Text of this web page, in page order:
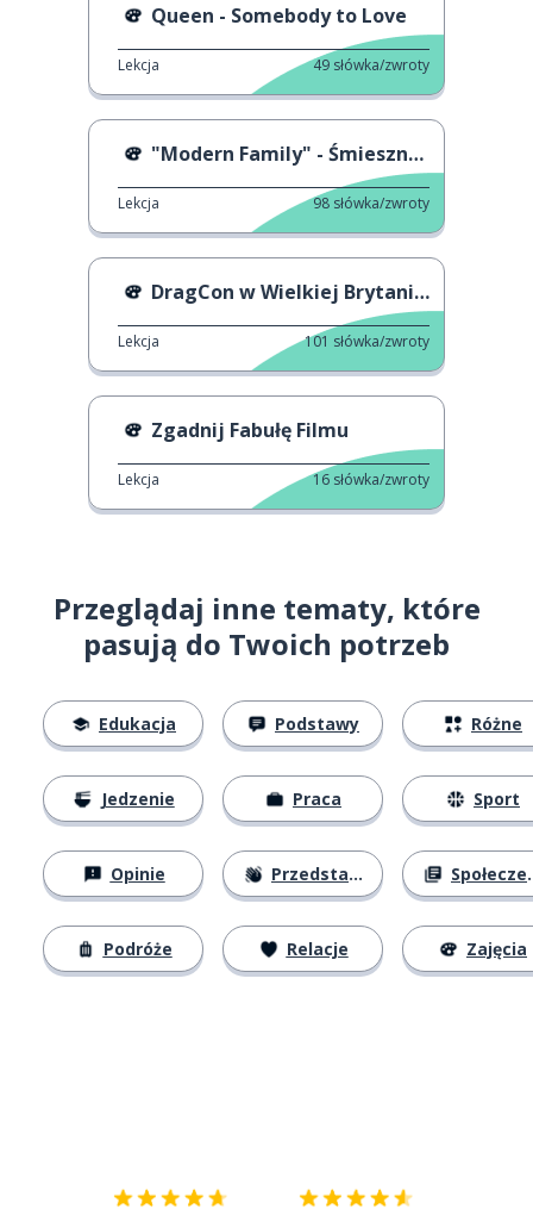
Queen - Somebody to Love
Lekcja 49 słówka/zwroty
"Modern Family" - Śmieszne chwile
Lekcja 98 słówka/zwroty
DragCon w Wielkiej Brytanii w 2023 roku
Lekcja 101 słówka/zwroty
Zgadnij Fabułę Filmu
Lekcja 16 słówka/zwroty
Przeglądaj inne tematy, które
pasują do Twoich potrzeb
Edukacja
Jedzenie
Opinie
Podróże
Podstawy
Praca
Przedstawianie się
Relacje
Różne
Sport
Społeczeństwo
Zajęcia